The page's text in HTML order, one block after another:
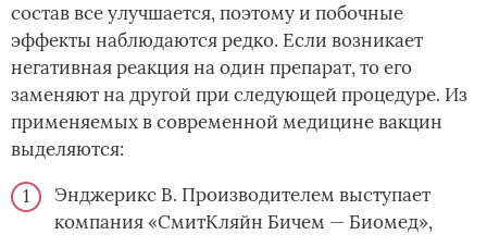
состав все улучшается, поэтому и побочные
эффекты наблюдаются редко. Если возникает
негативная реакция на один препарат, то его
заменяют на другой при следующей процедуре. Из
применяемых в современной медицине вакцин
выделяются:
Энджерикс В. Производителем выступает
компания «СмитКляйн Бичем — Биомед»,